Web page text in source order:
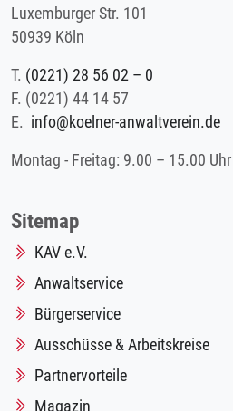
Luxemburger Str. 101
50939 Köln
T. (0221) 28 56 02 – 0
F. (0221) 44 14 57
E. info@koelner-anwaltverein.de
Montag - Freitag: 9.00 – 15.00 Uhr
Sitemap
KAV e.V.
Anwaltservice
Bürgerservice
Ausschüsse & Arbeitskreise
Partnervorteile
Magazin